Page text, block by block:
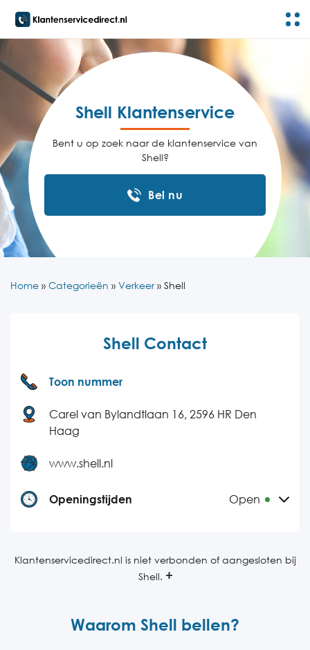
Shell Klantenservice
Bent u op zoek naar de klantenservice van
Shell?
Bel nu
Home » Categorieën » Verkeer» Shell
Shell Contact
Toon nummer
Carel van Bylandtlaan 16, 2596 HR Den
Haag
www.shell.nl
Openingstijden Open
Dinsdag
08:30-17:00
08:30-17:00
Klantenservicedirect.nl is niet verbonden of aangesloten bij
Shell.
Waarom Shell bellen?